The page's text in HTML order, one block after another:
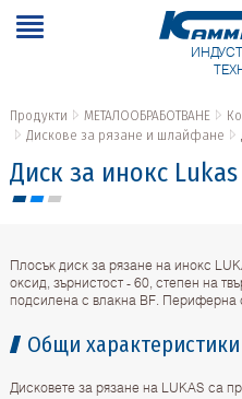
Продукти МЕТАЛООБРАБОТВАНЕ
Дискове за рязане и шлайфане
Диск за инокс Lukas
Плосък диск за рязане на инокс
оксид, зърнистост - 60, степен на
подсилена с влакна BF. Периферна
Общи характеристики
Дисковете за рязане на LUKAS са